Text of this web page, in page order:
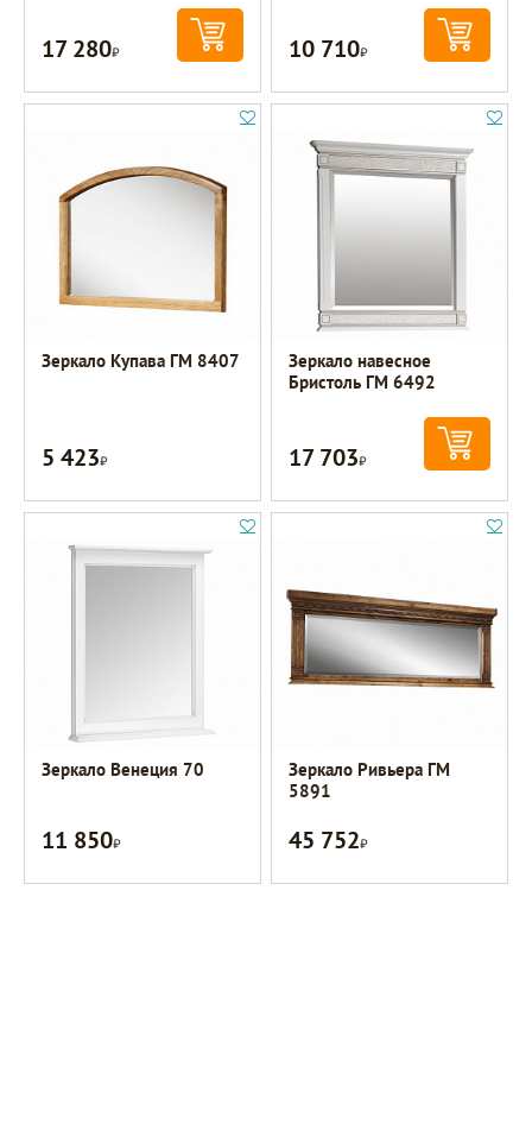
17 280Р 10 710Р
Зеркало Купава ГМ 8407
5 423Р
Зеркало навесное
Бристоль ГМ 6492
17 703Р
Зеркало Венеция 70
11 850Р
Зеркало Ривьера ГМ
5891
45 752Р